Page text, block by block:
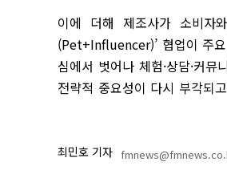
이에 더해 제조사가 소비자
(Pet+Influencer)’ 협업이 주
심에서 벗어나 체험·상담·커
전략적 중요성이 다시 부각되
최민호 기자